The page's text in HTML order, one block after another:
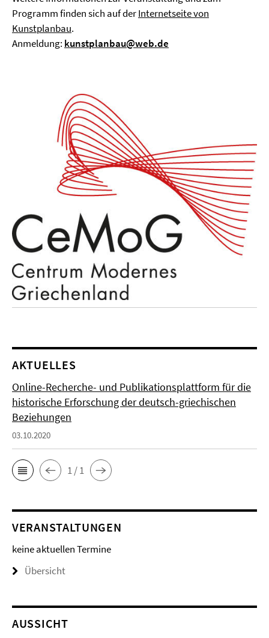
Programm finden sich auf derInternetseite von
Kunstplanbau.
Anmeldung: kunstplanbau@web.de
AKTUELLES
Online-Recherche- und Publikationsplattform für die
historische Erforschung der deutsch-griechischen
Beziehungen
03.10.2020
1 / 1
VERANSTALTUNGEN
keine aktuellen Termine
Übersicht
AUSSICHT